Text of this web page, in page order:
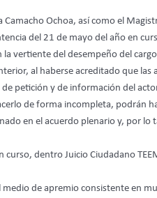
Ochoa, así como el
del 21 de mayo del año en
vertiente del desempeño del
al haberse acreditado que
petición y de información del
de forma incompleta, podrán
en el acuerdo plenario y, por lo
dentro Juicio Ciudadano
de apremio consistente en